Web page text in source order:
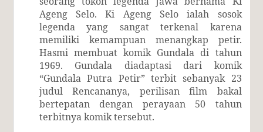
Ageng Selo. Ki Ageng Selo ialah sosok
legenda yang sangat terkenal karena
memiliki kemampuan menangkap petir.
Hasmi membuat komik Gundala di tahun
1969. Gundala diadaptasi dari komik
“Gundala Putra Petir” terbit sebanyak 23
judul Rencananya, perilisan film bakal
bertepatan dengan perayaan 50 tahun
terbitnya komik tersebut.